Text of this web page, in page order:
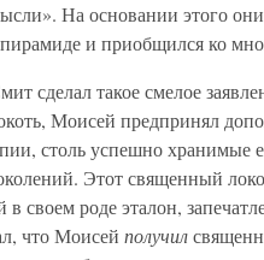
На основании этого
и приобщился ко
сделал такое смелое
Моисей предпринял
столь успешно хранимые
Этот священный
в своем роде эталон,
что Моисей получил